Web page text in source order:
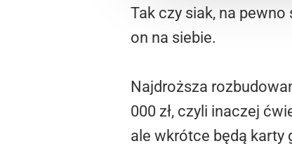
Tak czy siak, na
on na siebie.
Najdroższa
000 zł, czyli inaczej
ale wkrótce będą karty